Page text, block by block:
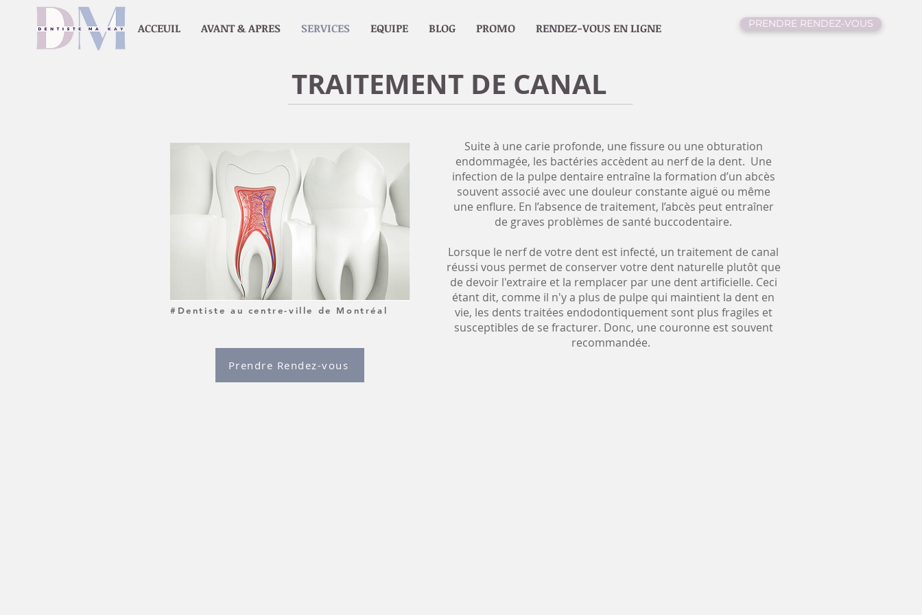
ACCEUIL AVANT & APRES SERVICES EQUIPE BLOG PROMO RENDEZ-VOUS EN LIGNE PRENDRE RENDEZ-VOUS
TRAITEMENT DE CANAL
#Dentiste au centre-ville de Montréal
Prendre Rendez-vous
Suite à une carie profonde, une fissure ou une obturation
endommagée, les bactéries accèdent au nerf de la dent. Une
infection de la pulpe dentaire entraîne la formation d’un abcès
souvent associé avec une douleur constante aiguë ou même
une enflure. En l’absence de traitement, l’abcès peut entraîner
de graves problèmes de santé buccodentaire.
Lorsque le nerf de votre dent est infecté, un traitement de canal
réussi vous permet de conserver votre dent naturelle plutôt que
de devoir l'extraire et la remplacer par une dent artificielle. Ceci
étant dit, comme il n'y a plus de pulpe qui maintient la dent en
vie, les dents traitées endodontiquement sont plus fragiles et
susceptibles de se fracturer. Donc, une couronne est souvent
recommandée.